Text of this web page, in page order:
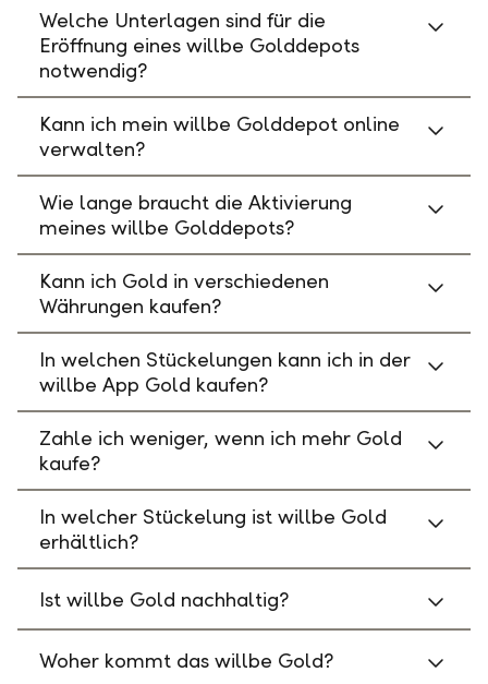
Welche Unterlagen sind für die
Eröffnung eines willbe Golddepots
notwendig?
Kann ich mein willbe Golddepot online
verwalten?
Wie lange braucht die Aktivierung
meines willbe Golddepots?
Kann ich Gold in verschiedenen
Währungen kaufen?
In welchen Stückelungen kann ich in der
willbe App Gold kaufen?
Zahle ich weniger, wenn ich mehr Gold
kaufe?
In welcher Stückelung ist willbe Gold
erhältlich?
Ist willbe Gold nachhaltig?
Woher kommt das willbe Gold?